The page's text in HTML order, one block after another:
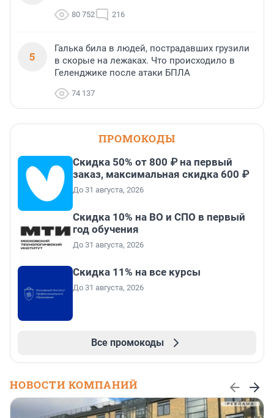
80 752 216
5
Галька била в людей, пострадавших грузили
в скорые на лежаках. Что происходило в
Геленджике после атаки БПЛА
74 137
ПРОМОКОДЫ
Скидка 50% от 800 ₽ на первый
заказ, максимальная скидка 600 ₽
До 31 августа, 2026
Скидка 10% на ВО и СПО в первый
год обучения
До 31 августа, 2026
Скидка 11% на все курсы
До 31 августа, 2026
Все промокоды
НОВОСТИ КОМПАНИЙ